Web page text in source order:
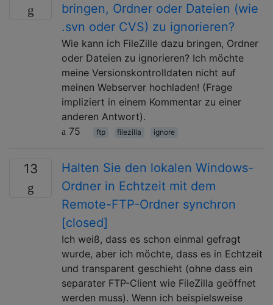
bringen, Ordner oder Dateien (wie
.svn oder CVS) zu ignorieren?
Wie kann ich FileZille dazu bringen, Ordner
oder Dateien zu ignorieren? Ich möchte
meine Versionskontrolldaten nicht auf
meinen Webserver hochladen! (Frage
impliziert in einem Kommentar zu einer
anderen Antwort).
75
ftp filezilla ignore
13
Halten Sie den lokalen Windows-
Ordner in Echtzeit mit dem
Remote-FTP-Ordner synchron
[closed]
Ich weiß, dass es schon einmal gefragt
wurde, aber ich möchte, dass es in Echtzeit
und transparent geschieht (ohne dass ein
separater FTP-Client wie FileZilla geöffnet
werden muss). Wenn ich beispielsweise